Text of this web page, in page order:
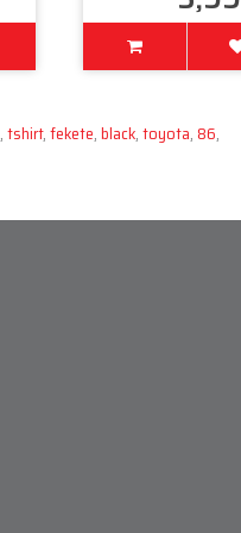
,tshirt,fekete,black,toyota,86,